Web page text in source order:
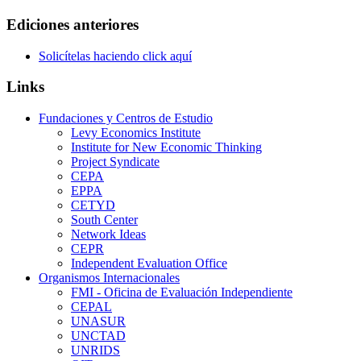
Ediciones anteriores
Solicítelas haciendo click aquí
Links
Fundaciones y Centros de Estudio
Levy Economics Institute
Institute for New Economic Thinking
Project Syndicate
CEPA
EPPA
CETYD
South Center
Network Ideas
CEPR
Independent Evaluation Office
Organismos Internacionales
FMI - Oficina de Evaluación Independiente
CEPAL
UNASUR
UNCTAD
UNRIDS